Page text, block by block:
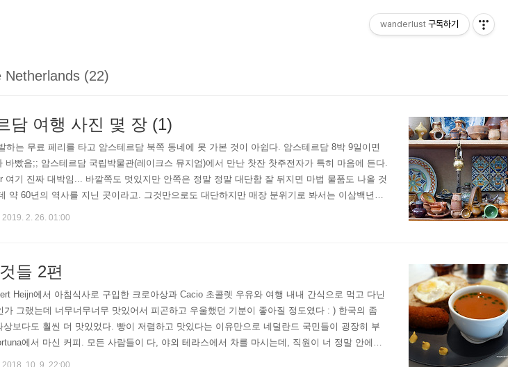
Netherlands (22)
담 여행 사진 몇 장 (1)
하는 무료 페리를 타고 암스테르담 북쪽 동네에 못 가본 것이 아쉽다. 암스테르담 8박 9일이면
빴음;; 암스테르담 국립박물관(레이크스 뮤지엄)에서 만난 찻잔 찻주전자가 특히 마음에 든다.
여기 진짜 대박임... 바깥쪽도 멋있지만 안쪽은 정말 정말 대단함 잘 뒤지면 마법 물품도 나올 것
약 60년의 역사를 지닌 곳이라고. 그것만으로도 대단하지만 매장 분위기로 봐서는 이삼백년쯤
정말 기절할 정도로 취향저격인 제품들이 모여져 있는 크라머의 쇼윈도우 (매장 내부는 왠지
2019. 2. 26. 01:00
들 2편
Heijn에서 아침식사로 구입한 크로아상과 Cacio 초콜렛 우유와 여행 내내 간식으로 먹고 다닌
그랬는데 너무너무너무 맛있어서 피곤하고 우울했던 기분이 좋아질 정도였다 : ) 한국의 좀
보다도 훨씬 더 맛있었다. 빵이 저렴하고 맛있다는 이유만으로 네덜란드 국민들이 굉장히 부
에서 마신 커피. 모든 사람들이 다, 야외 테라스에서 차를 마시는데, 직원이 너 정말 안에서
서 커피를 마신 나란 사람. 하지만 쉴 때라도 햇볕을 피하고 싶은 걸. 폴른담Vole..
2018. 10. 9. 22:00
wanderlust 구독하기